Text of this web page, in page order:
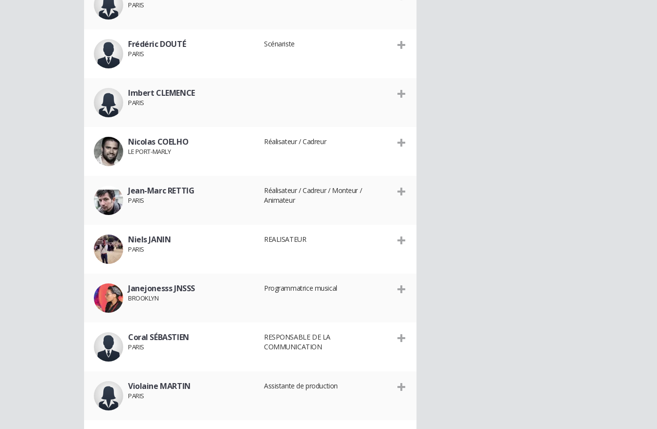
PARIS
Frédéric DOUTÉ
PARIS
Scénariste
Imbert CLEMENCE
PARIS
Nicolas COELHO
LE PORT-MARLY
Réalisateur / Cadreur
Jean-Marc RETTIG
PARIS
Réalisateur / Cadreur / Monteur /
Animateur
Niels JANIN
PARIS
REALISATEUR
Janejonesss JNSSS
BROOKLYN
Programmatrice musical
Coral SÉBASTIEN
PARIS
RESPONSABLE DE LA
COMMUNICATION
Violaine MARTIN
PARIS
Assistante de production